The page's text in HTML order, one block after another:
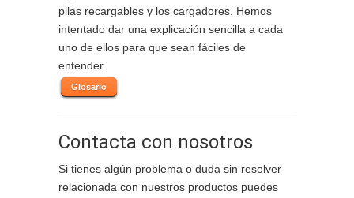
pilas recargables y los cargadores. Hemos
intentado dar una explicación sencilla a cada
uno de ellos para que sean fáciles de
entender.
Glosario
Contacta con nosotros
Si tienes algún problema o duda sin resolver
relacionada con nuestros productos puedes